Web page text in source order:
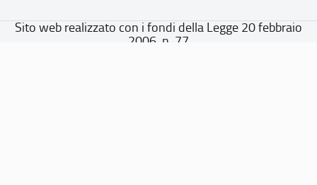
Sito web realizzato con i fondi della Legge 20 febbraio
2006, n. 77